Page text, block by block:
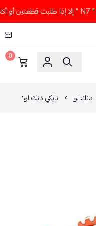
0
دنك لو نايكي دنك لو ُ